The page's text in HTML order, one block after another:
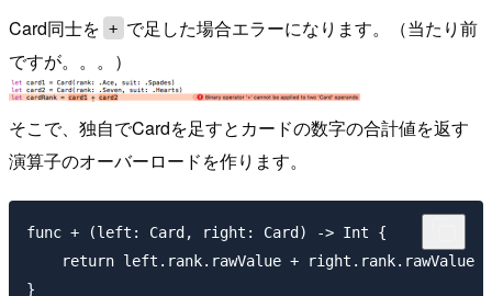
Card同士を + で足した場合エラーになります。（当たり前
ですが。。。）
そこで、独自でCardを足すとカードの数字の合計値を返す
演算子のオーバーロードを作ります。
func + (left: Card, right: Card) -> Int {
    return left.rank.rawValue + right.rank.rawValue